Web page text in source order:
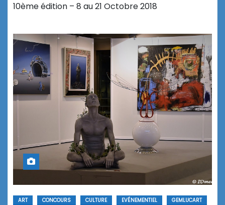
10ème édition – 8 au 21 Octobre 2018
ART CONCOURS CULTURE EVÉNEMENTIEL
GEMLUCART